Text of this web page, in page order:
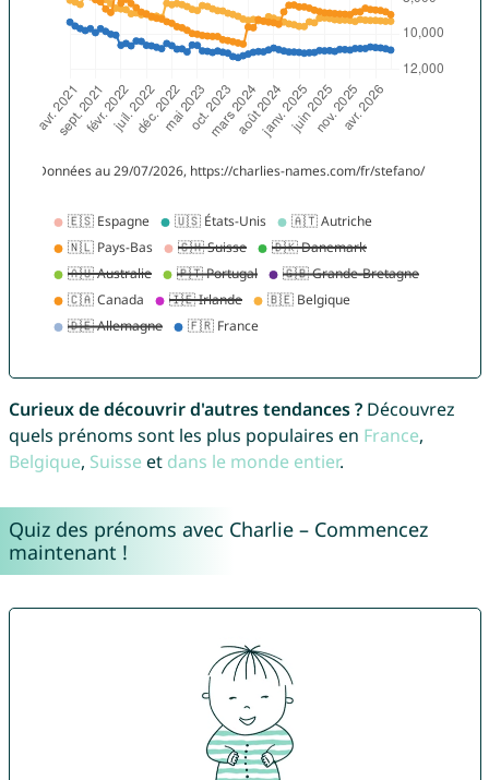
Curieux de découvrir d'autres tendances ?Découvrez
quels prénoms sont les plus populaires en France,
Belgique, Suisse et dans le monde entier.
Quiz des prénoms avec Charlie – Commencez
maintenant !